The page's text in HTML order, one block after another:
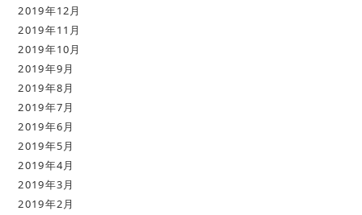
2019年12月
2019年11月
2019年10月
2019年9月
2019年8月
2019年7月
2019年6月
2019年5月
2019年4月
2019年3月
2019年2月